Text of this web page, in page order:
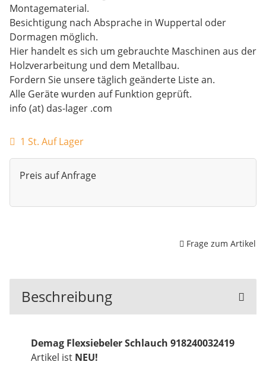
Montagematerial.
Besichtigung nach Absprache in Wuppertal oder
Dormagen möglich.
Hier handelt es sich um gebrauchte Maschinen aus der
Holzverarbeitung und dem Metallbau.
Fordern Sie unsere täglich geänderte Liste an.
Alle Geräte wurden auf Funktion geprüft.
info (at) das-lager .com
1 St. Auf Lager
Preis auf Anfrage
Frage zum Artikel
Beschreibung
Demag Flexsiebeler Schlauch 918240032419
Artikel ist NEU!